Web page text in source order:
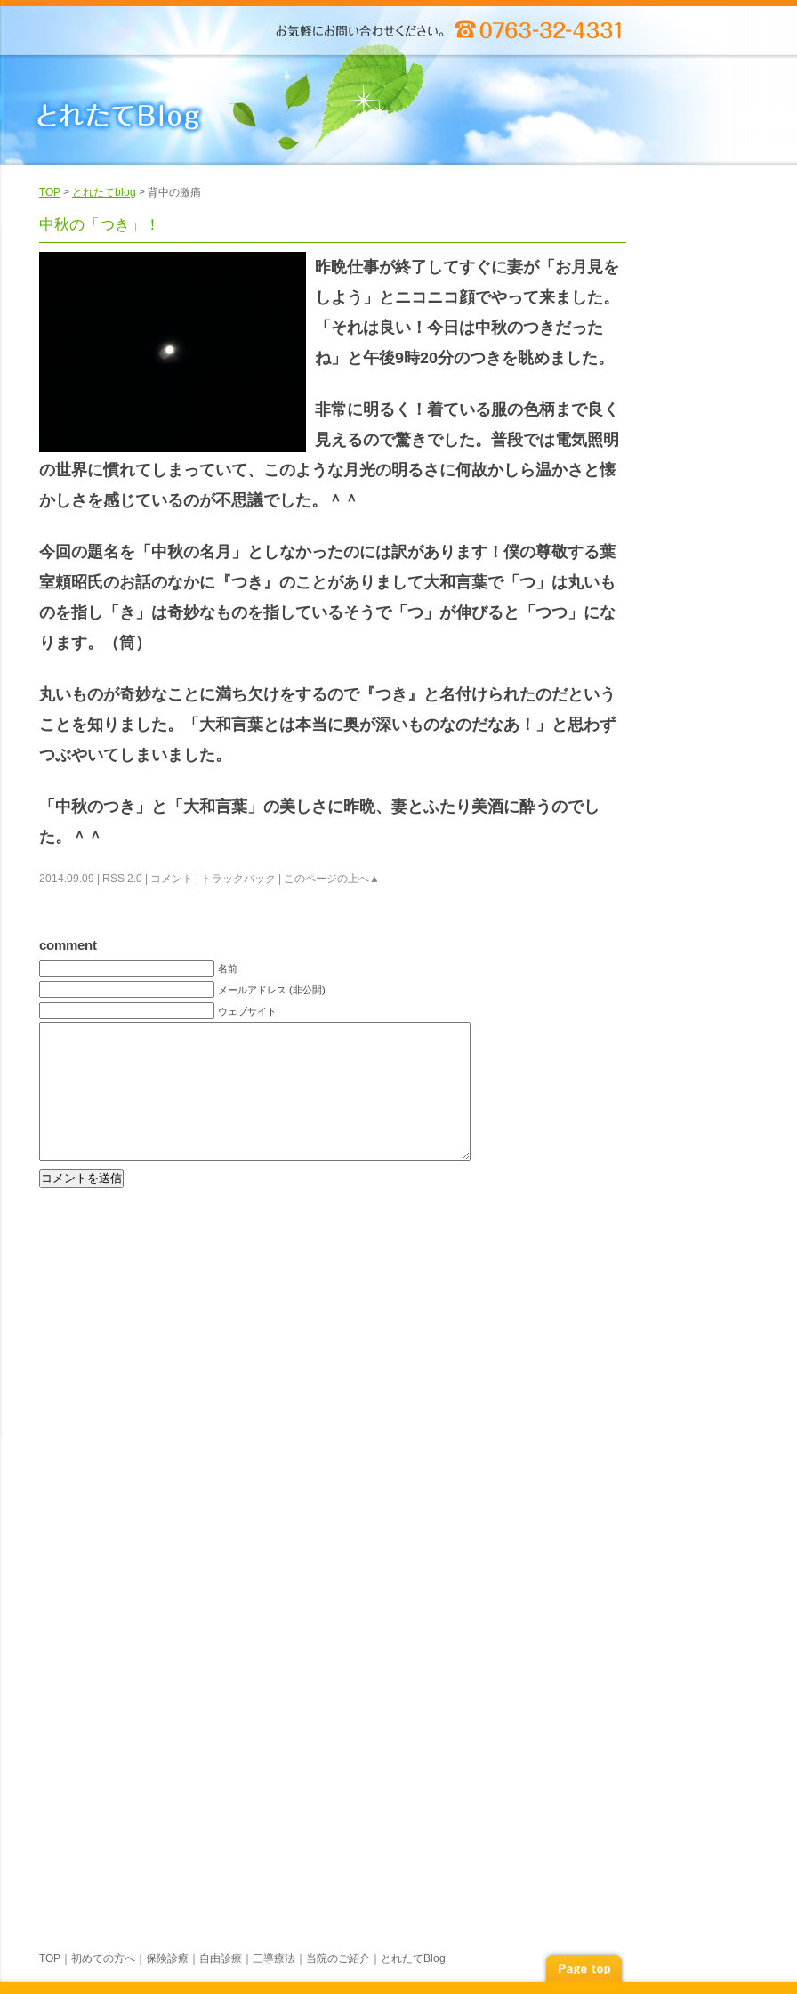
TOP > とれたてblog > 背中の激痛
中秋の「つき」！
昨晩仕事が終了してすぐに妻が「お月見を
しよう」とニコニコ顔でやって来ました。
「それは良い！今日は中秋のつきだった
ね」と午後9時20分のつきを眺めました。
非常に明るく！着ている服の色柄まで良く
見えるので驚きでした。普段では電気照明
の世界に慣れてしまっていて、このような月光の明るさに何故かしら温かさと懐
かしさを感じているのが不思議でした。＾＾
今回の題名を「中秋の名月」としなかったのには訳があります！僕の尊敬する葉
室頼昭氏のお話のなかに『つき』のことがありまして大和言葉で「つ」は丸いも
のを指し「き」は奇妙なものを指しているそうで「つ」が伸びると「つつ」にな
ります。（筒）
丸いものが奇妙なことに満ち欠けをするので『つき』と名付けられたのだという
ことを知りました。「大和言葉とは本当に奥が深いものなのだなあ！」と思わず
つぶやいてしまいました。
「中秋のつき」と「大和言葉」の美しさに昨晩、妻とふたり美酒に酔うのでし
た。＾＾
2014.09.09 | RSS 2.0 コメント トラックバック このページの上へ▲
comment
名前
メールアドレス (非公開)
ウェブサイト
TOP 初めての方へ 保険診療 自由診療 三導療法 当院のご紹介 とれたてBlog